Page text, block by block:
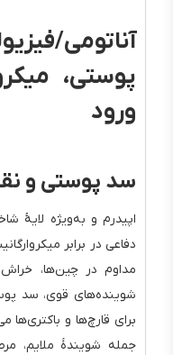
آناتومی/
پوستی،
ورود
سد پوستی و
اپیدرم و به‌ویژه لایهٔ
دفاعی در برابر
مداوم در چین‌ها،
شوینده‌های قوی، سد
برای قارچ‌ها و
جمله شویندهٔ ملایم،